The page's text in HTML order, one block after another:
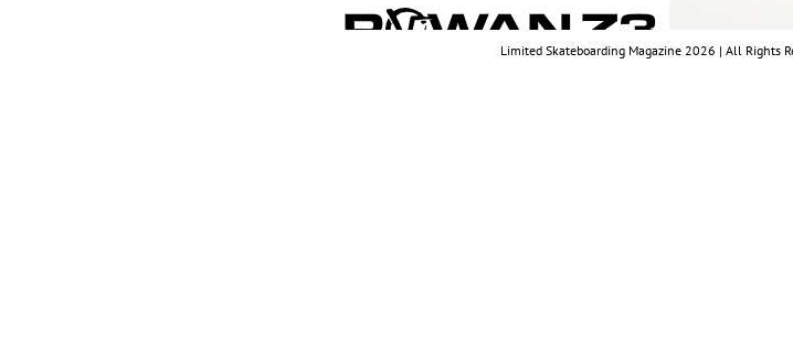
Limited Skateboarding Magazine 2026 | All Rights